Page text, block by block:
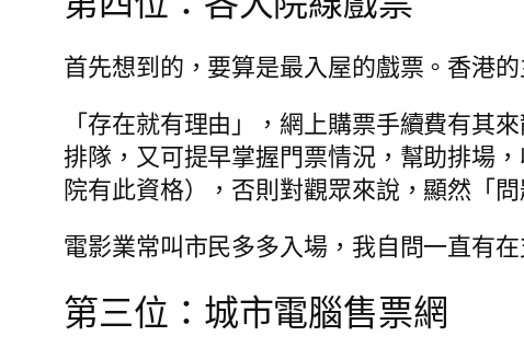
首先想到的，要算是最入屋的戲票。香港
「存在就有理由」，網上購票手續費有其
排隊，又可提早掌握門票情況，幫助排場
院有此資格），否則對觀眾來說，顯然「問
電影業常叫市民多多入場，我自問一直有
第三位：城市電腦售票網